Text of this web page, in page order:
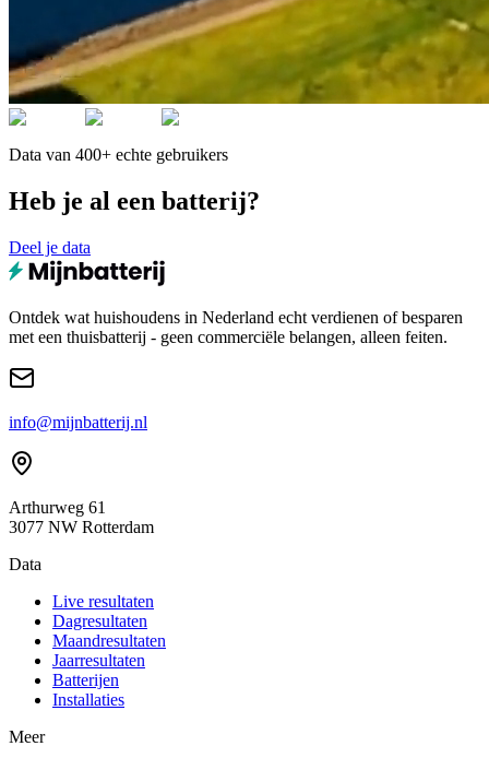
Data van 400+ echte gebruikers
Heb je al een batterij?
Deel je data
Ontdek wat huishoudens in Nederland echt verdienen of besparen
met een thuisbatterij - geen commerciële belangen, alleen feiten.
info@mijnbatterij.nl
Arthurweg 61
3077 NW Rotterdam
Data
Live resultaten
Dagresultaten
Maandresultaten
Jaarresultaten
Batterijen
Installaties
Meer